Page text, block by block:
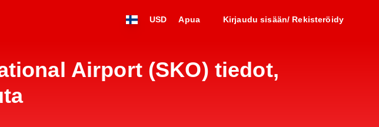
USD Apua Kirjaudu sisään/ Rekisteröidy
Airport (SKO) tiedot,